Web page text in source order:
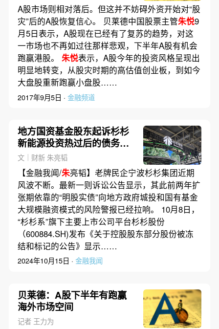
A股市场则相对落后。但这并不妨碍外资开始对“股
灾”后的A股恢复信心。 贝莱德中国股票主管朱悦9
月5日表示，A股现在已经有了复苏的趋势，对这
一市场也不再如过往那样悲观，下半年A股有机会
跑赢港股。 朱悦表示，A股今年的投资风格呈现出
明显地转变，从股灾时期的高估值创业板，到如今
大盘股重新跑赢小盘股……
2017年9月5日 · 金融频道
地方国资基金股东起诉杉杉
新能源投资热过后的债务风
险有多大｜精选
文｜财新 朱亮韬
【金融我闻/朱亮韬】老牌民企宁波杉杉集团近期
风波不断。最新一则诉讼公告显示，其此前两年扩
张期依靠的“明股实债”向地方政府城投和国有基金
大规模融资模式的风险警报已经拉响。 10月8日，
“杉杉系”旗下主要上市公司平台杉杉股份
（600884.SH)发布《关于控股股东部分股份被冻
结和标记的公告》显示……
2024年10月15日 · 金融我闻
贝莱德：A股下半年有跑赢
海外市场空间
记者 王力为